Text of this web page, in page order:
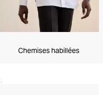
Chemises habillées